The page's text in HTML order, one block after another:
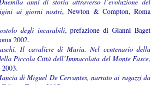
ai giorni nostri, Newton & Compton, Roma
degli incurabili, prefazione di Gianni Baget
2002.
Il cavaliere di Maria. Nel centenario della
Piccola Città dell’Immacolata del Monte Fasce,
di Miguel De Cervantes, narrato ai ragazzi da